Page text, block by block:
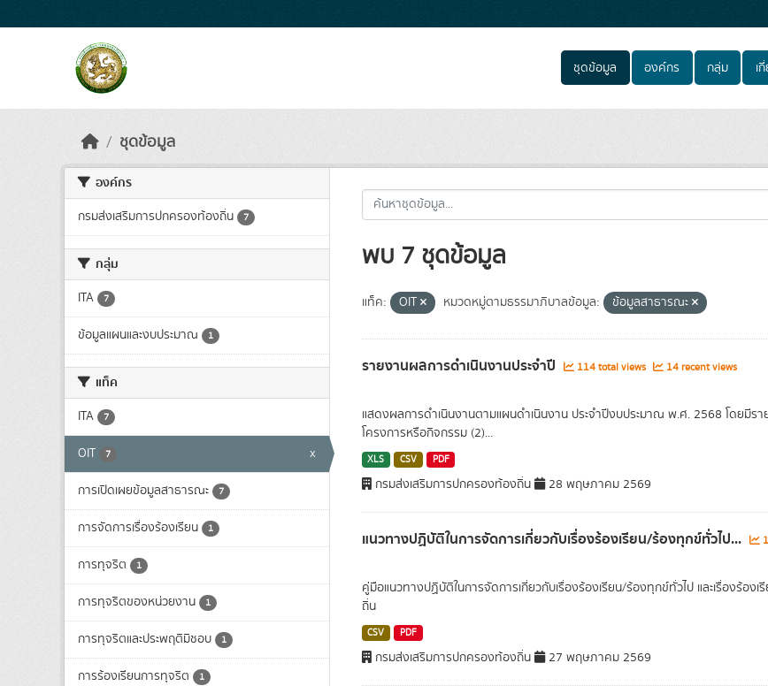
ชุดข้อมูล องค์กร กลุ่ม เ
ชุดข้อมูล
องค์กร
กรมส่งเสริมการปกครองท้องถิ่น 7
กลุ่ม
ITA 7
ข้อมูลแผนและงบประมาณ 1
แท็ค
ITA 7
OIT 7 x
การเปิดเผยข้อมูลสาธารณะ 7
การจัดการเรื่องร้องเรียน 1
การทุจริต 1
การทุจริตของหน่วยงาน 1
การทุจริตและประพฤติมิชอบ 1
การร้องเรียนการทุจริต 1
พบ 7 ชุดข้อมูล
แท็ค: OIT หมวดหมู่ตามธรรมาภิบาลข้อมูล: ข้อมูลสาธารณะ
รายงานผลการดำเนินงานประจำปี 114 total views 14 recent views
แสดงผลการดำเนินงานตามแผนดำเนินงาน ประจำปีงบประมาณ พ.ศ. 2568 โดยมีร
โครงการหรือกิจกรรม (2)...
XLS CSV PDF
กรมส่งเสริมการปกครองท้องถิ่น 28 พฤษภาคม 2569
แนวทางปฏิบัติในการจัดการเกี่ยวกับเรื่องร้องเรียน/ร้องทุกข์ทั่วไป...
คู่มือแนวทางปฏิบัติในการจัดการเกี่ยวกับเรื่องร้องเรียน/ร้องทุกข์ทั่วไป และเรื่องร้อ
ถิ่น
CSV PDF
กรมส่งเสริมการปกครองท้องถิ่น 27 พฤษภาคม 2569